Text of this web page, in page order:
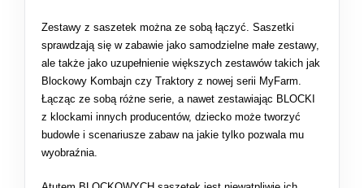
Zestawy z saszetek można ze sobą łączyć. Saszetki
sprawdzają się w zabawie jako samodzielne małe zestawy,
ale także jako uzupełnienie większych zestawów takich jak
Blockowy Kombajn czy Traktory z nowej serii MyFarm.
Łącząc ze sobą różne serie, a nawet zestawiając BLOCKI
z klockami innych producentów, dziecko może tworzyć
budowle i scenariusze zabaw na jakie tylko pozwala mu
wyobraźnia.